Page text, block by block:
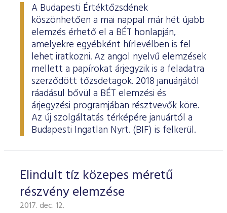
A Budapesti Értéktőzsdének
köszönhetően a mai nappal már hét újabb
elemzés érhető el a BÉT honlapján,
amelyekre egyébként hírlevélben is fel
lehet iratkozni. Az angol nyelvű elemzések
mellett a papírokat árjegyzik is a feladatra
szerződött tőzsdetagok. 2018 januárjától
ráadásul bővül a BÉT elemzési és
árjegyzési programjában résztvevők köre.
Az új szolgáltatás térképére januártól a
Budapesti Ingatlan Nyrt. (BIF) is felkerül.
Elindult tíz közepes méretű
részvény elemzése
2017. dec. 12.